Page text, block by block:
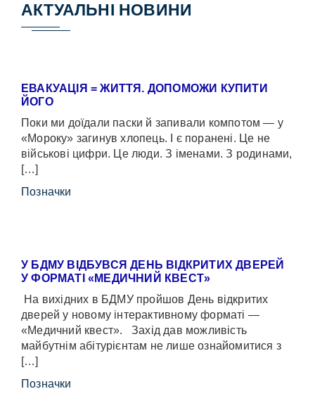
АКТУАЛЬНІ НОВИНИ
ЕВАКУАЦІЯ = ЖИТТЯ. ДОПОМОЖИ КУПИТИ
ЙОГО
Поки ми доїдали паски й запивали компотом — у
«Мороку» загинув хлопець. І є поранені. Це не
військові цифри. Це люди. З іменами. З родинами,
[…]
Позначки
У БДМУ ВІДБУВСЯ ДЕНЬ ВІДКРИТИХ ДВЕРЕЙ
У ФОРМАТІ «МЕДИЧНИЙ КВЕСТ»
На вихідних в БДМУ пройшов День відкритих
дверей у новому інтерактивному форматі —
«Медичний квест». Захід дав можливість
майбутнім абітурієнтам не лише ознайомитися з
[…]
Позначки